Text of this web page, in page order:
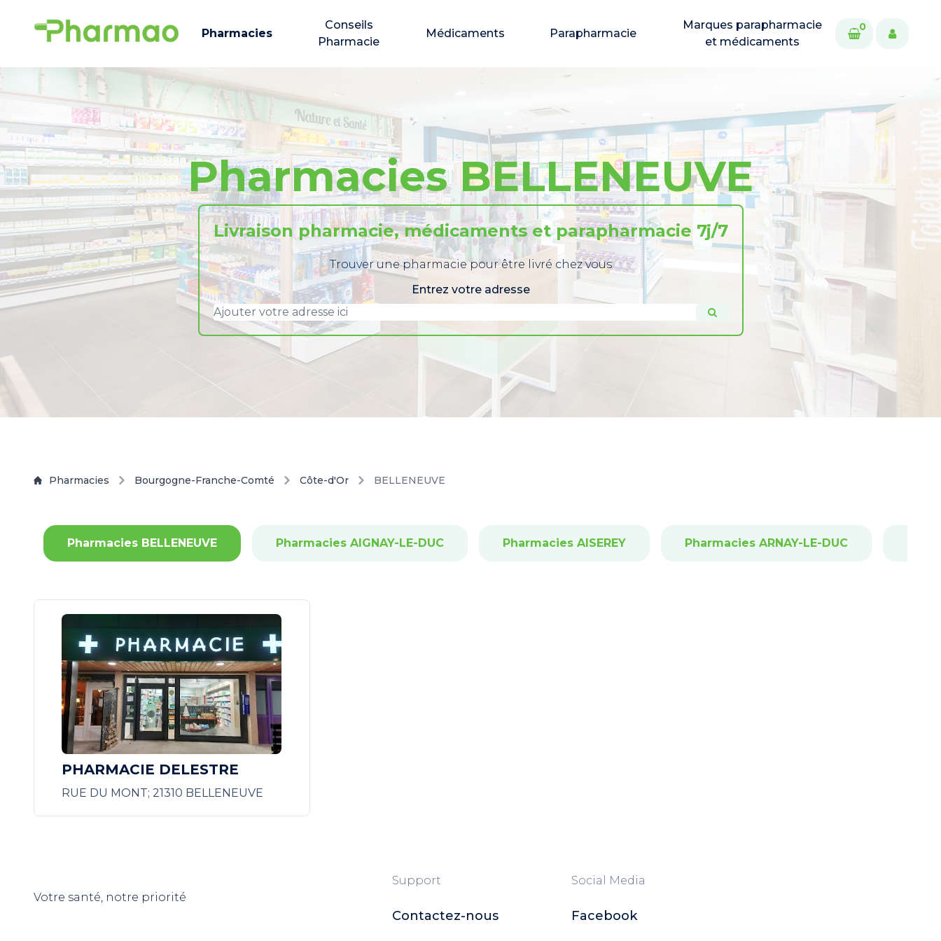
Pharmacies
Conseils
Pharmacie
Médicaments Parapharmacie
Marques parapharmacie
et médicaments
0
Pharmacies BELLENEUVE
Livraison pharmacie, médicaments et parapharmacie 7j/7
Trouver une pharmacie pour être livré chez vous
Entrez votre adresse
Pharmacies Bourgogne-Franche-Comté Côte-d'Or BELLENEUVE
Pharmacies BELLENEUVE Pharmacies AIGNAY-LE-DUC Pharmacies AISEREY Pharmacies ARNAY-LE-DUC
PHARMACIE DELESTRE
RUE DU MONT; 21310 BELLENEUVE
Votre santé, notre priorité
Support
Contactez-nous
Social Media
Facebook